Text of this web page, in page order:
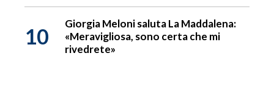
10
Giorgia Meloni saluta La Maddalena:
«Meravigliosa, sono certa che mi
rivedrete»